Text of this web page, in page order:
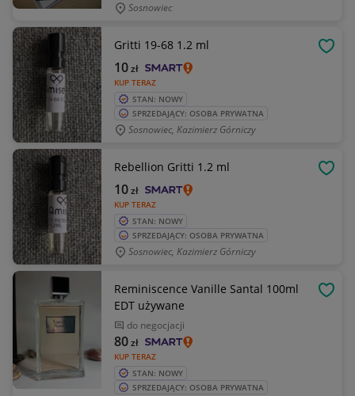
Sosnowiec
Gritti 19-68 1.2 ml
KUP TERAZ
10zł
STAN: NOWY
SPRZEDAJĄCY: OSOBA PRYWATNA
Sosnowiec, Kazimierz Górniczy
Rebellion Gritti 1.2 ml
KUP TERAZ
10zł
STAN: NOWY
SPRZEDAJĄCY: OSOBA PRYWATNA
Sosnowiec, Kazimierz Górniczy
Reminiscence Vanille Santal 100ml
EDT używane
do negocjacji
KUP TERAZ
80zł
STAN: NOWY
SPRZEDAJĄCY: OSOBA PRYWATNA